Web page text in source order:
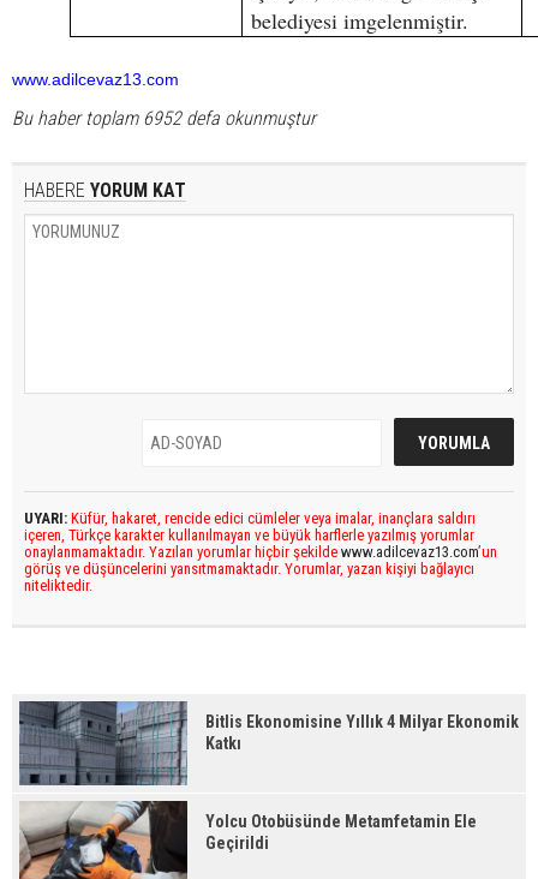
belediyesi imgelenmiştir.
www.adilcevaz13.com
Bu haber toplam 6952 defa okunmuştur
HABERE YORUM KAT
UYARI: Küfür, hakaret, rencide edici cümleler veya imalar, inançlara saldırı
içeren, Türkçe karakter kullanılmayan ve büyük harflerle yazılmış yorumlar
onaylanmamaktadır. Yazılan yorumlar hiçbir şekilde www.adilcevaz13.com’un
görüş ve düşüncelerini yansıtmamaktadır. Yorumlar, yazan kişiyi bağlayıcı
niteliktedir.
Bitlis Ekonomisine Yıllık 4 Milyar Ekonomik
Katkı
Yolcu Otobüsünde Metamfetamin Ele
Geçirildi